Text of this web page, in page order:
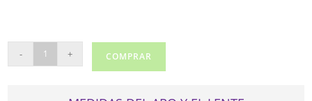
LAUREN
- + COMPRAR